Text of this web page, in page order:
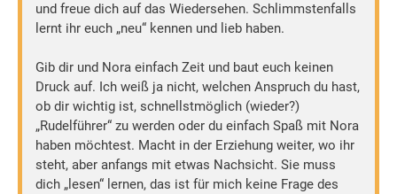
und freue dich auf das Wiedersehen. Schlimmstenfalls
lernt ihr euch „neu“ kennen und lieb haben.
Gib dir und Nora einfach Zeit und baut euch keinen
Druck auf. Ich weiß ja nicht, welchen Anspruch du hast,
ob dir wichtig ist, schnellstmöglich (wieder?)
„Rudelführer“ zu werden oder du einfach Spaß mit Nora
haben möchtest. Macht in der Erziehung weiter, wo ihr
steht, aber anfangs mit etwas Nachsicht. Sie muss
dich „lesen“ lernen, das ist für mich keine Frage des